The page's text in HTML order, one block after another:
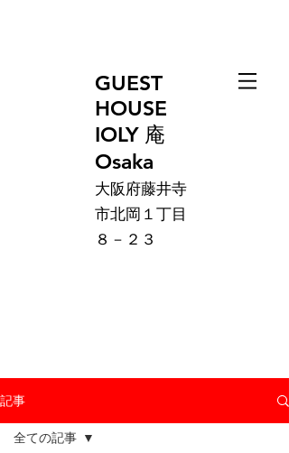
GUEST
HOUSE
IOLY 庵
Osaka
大阪府藤井寺
市北岡１丁目
８－２３
記事
全ての記事